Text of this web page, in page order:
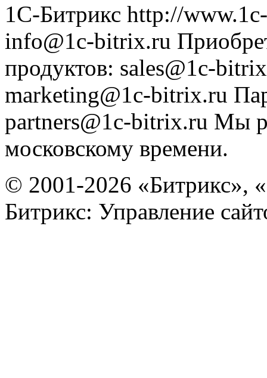
1С-Битрикс http://
info@1c-bitrix.ru
продуктов: sales@1c-
marketing@1c-bitrix.ru
partners@1c-bitrix.ru Мы
московскому времени.
© 2001-2026 «Битрикс»,
Битрикс: Управление